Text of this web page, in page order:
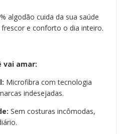
algodão cuida da sua saúde
e conforto o dia inteiro.
vai amar:
Microfibra com tecnologia
indesejadas.
Sem costuras incômodas,